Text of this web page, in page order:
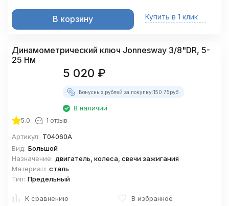
В корзину Купить в 1 клик
Динамометрический ключ Jonnesway 3/8"DR, 5-
25 Нм
5 020 ₽
Бонусных рублей за покупку:150.75руб.
В наличии
5.0 1 отзыв
Артикул: T04060A
Вид: Большой
Назначение: двигатель, колеса, свечи зажигания
Материал: сталь
Тип: Предельный
К сравнению В избранное